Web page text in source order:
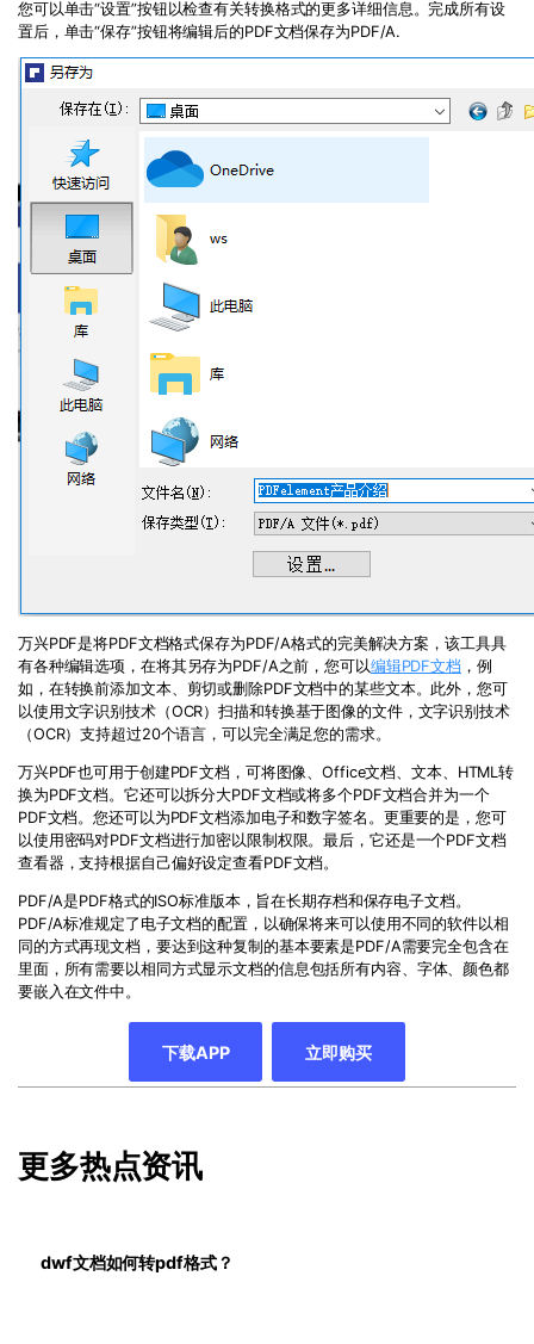
您可以单击“设置”按钮以检查有关转换格式的更多详细信息。完成所有设
置后，单击“保存”按钮将编辑后的PDF文档保存为PDF/A.
万兴PDF是将PDF文档格式保存为PDF/A格式的完美解决方案，该工具具
有各种编辑选项，在将其另存为PDF/A之前，您可以编辑PDF文档 ，例
如，在转换前添加文本、剪切或删除PDF文档中的某些文本。此外，您可
以使用文字识别技术（OCR）扫描和转换基于图像的文件，文字识别技术
（OCR）支持超过20个语言，可以完全满足您的需求。
万兴PDF也可用于创建PDF文档，可将图像、Office文档、文本、HTML转
换为PDF文档。它还可以拆分大PDF文档或将多个PDF文档合并为一个
PDF文档。您还可以为PDF文档添加电子和数字签名。更重要的是，您可
以使用密码对PDF文档进行加密以限制权限。最后，它还是一个PDF文档
查看器，支持根据自己偏好设定查看PDF文档。
PDF/A是PDF格式的ISO标准版本，旨在长期存档和保存电子文档。
PDF/A标准规定了电子文档的配置，以确保将来可以使用不同的软件以相
同的方式再现文档，要达到这种复制的基本要素是PDF/A需要完全包含在
里面，所有需要以相同方式显示文档的信息包括所有内容、字体、颜色都
要嵌入在文件中。
下载APP 立即购买
更多热点资讯
dwf文档如何转pdf格式？